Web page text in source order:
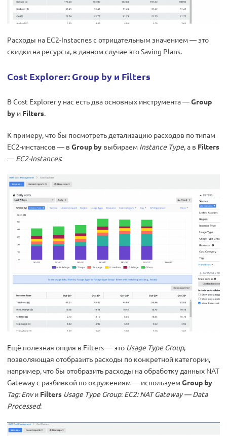
Расходы на EC2-Instacnes с отрицательным значением — это
скидки на ресурсы, в данном случае это Saving Plans.
Cost Explorer: Group by и Filters
В Cost Explorer у нас есть два основных инструмента —Group
by и Filters.
К примеру, что бы посмотреть детализацию расходов по типам
EC2-инстансов — в Group by выбираем Instance Type, а в Filters
— EC2-Instances:
Ещё полезная опция в Filters — это Usage Type Group,
позволяющая отобразить расходы по конкретной категории,
например, что бы отобразить расходы на обработку данных NAT
Gateway с разбивкой по окружениям — используемGroup by
Tag: Envи Filters Usage Type Group: EC2: NAT Gateway — Data
Processed: